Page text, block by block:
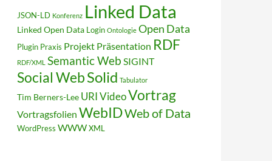
JSON-LD Konferenz Linked Data
Linked Open Data Login Ontologie Open Data
Plugin Praxis Projekt Präsentation RDF
RDF/XML Semantic Web SIGINT
Social WebSolid Tabulator
Tim Berners-Lee URIVideoVortrag
Vortragsfolien WebIDWeb of Data
WordPress WWWXML